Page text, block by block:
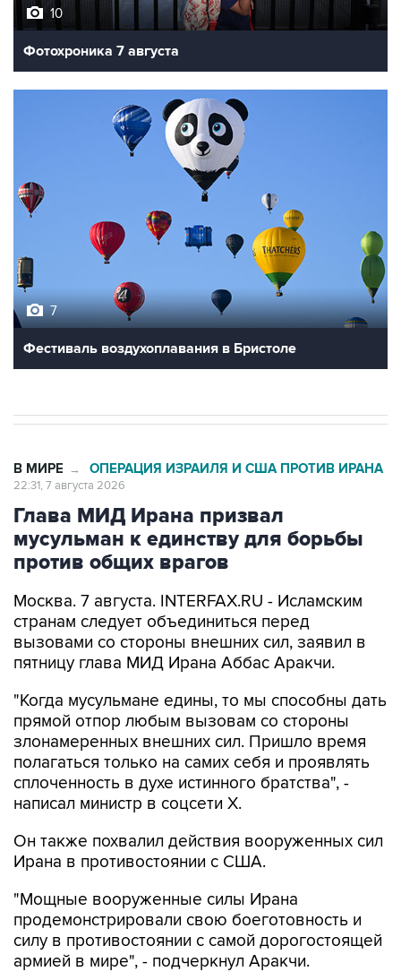
10
Фотохроника 7 августа
7
Фестиваль воздухоплавания в Бристоле
В МИРЕ → ОПЕРАЦИЯ ИЗРАИЛЯ И США ПРОТИВ ИРАНА
22:31, 7 августа 2026
Глава МИД Ирана призвал
мусульман к единству для борьбы
против общих врагов
Москва. 7 августа. INTERFAX.RU - Исламским
странам следует объединиться перед
вызовами со стороны внешних сил, заявил в
пятницу глава МИД Ирана Аббас Аракчи.
"Когда мусульмане едины, то мы способны дать
прямой отпор любым вызовам со стороны
злонамеренных внешних сил. Пришло время
полагаться только на самих себя и проявлять
сплоченность в духе истинного братства", -
написал министр в соцсети Х.
Он также похвалил действия вооруженных сил
Ирана в противостоянии с США.
"Мощные вооруженные силы Ирана
продемонстрировали свою боеготовность и
силу в противостоянии с самой дорогостоящей
армией в мире", - подчеркнул Аракчи.